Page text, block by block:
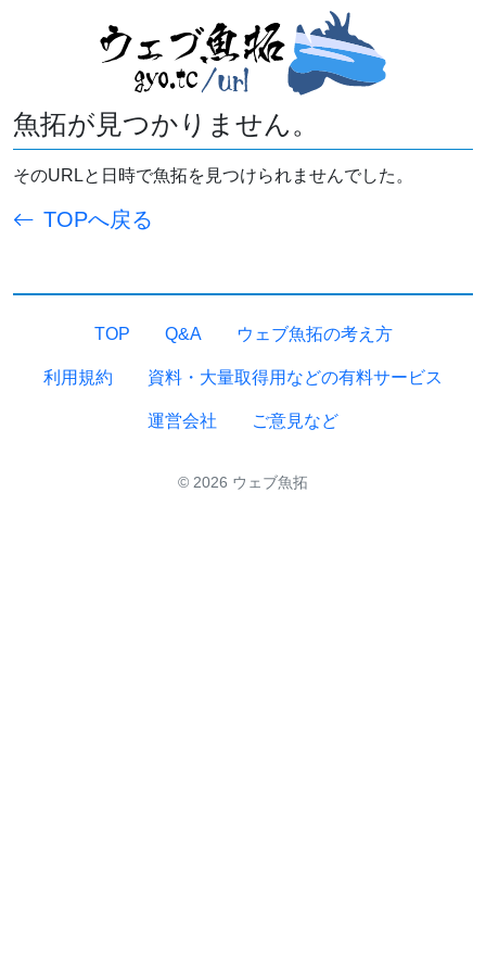
魚拓が見つかりません。
そのURLと日時で魚拓を見つけられませんでした。
TOPへ戻る
TOP Q&A ウェブ魚拓の考え方
利用規約 資料・大量取得用などの有料サービス
運営会社 ご意見など
© 2026 ウェブ魚拓